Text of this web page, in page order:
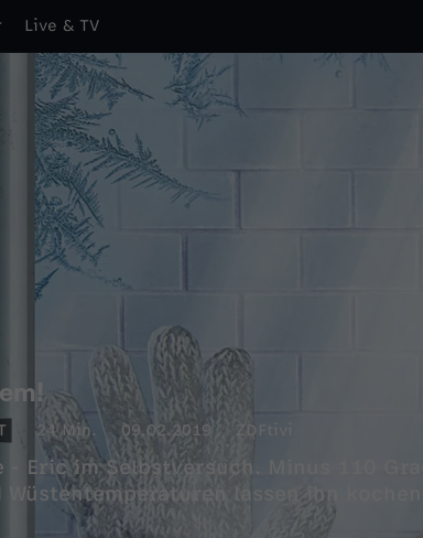
Live & TV
24 Min. 09.02.2019 ZDFtivi
Eric im Selbstversuch. Minus 110 Grad
lassen ihn kochen.